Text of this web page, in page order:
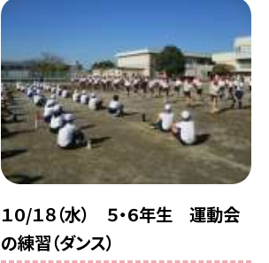
１０/１８（水） ５・６年生 運動会
の練習（ダンス）